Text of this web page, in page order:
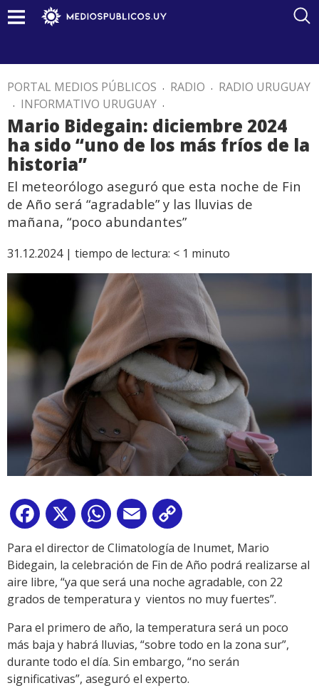
PORTAL MEDIOS PÚBLICOS . RADIO . RADIO URUGUAY
. INFORMATIVO URUGUAY .
Mario Bidegain: diciembre 2024
ha sido “uno de los más fríos de la
historia”
El meteorólogo aseguró que esta noche de Fin
de Año será “agradable” y las lluvias de
mañana, “poco abundantes”
31.12.2024 | tiempo de lectura: < 1 minuto
Facebook
X WhatsApp
Email
Link
Para el director de Climatología de Inumet, Mario
Bidegain, la celebración de Fin de Año podrá realizarse al
aire libre, “ya que será una noche agradable, con 22
grados de temperatura y vientos no muy fuertes”.
Para el primero de año, la temperatura será un poco
más baja y habrá lluvias, “sobre todo en la zona sur”,
durante todo el día. Sin embargo, “no serán
significativas”, aseguró el experto.